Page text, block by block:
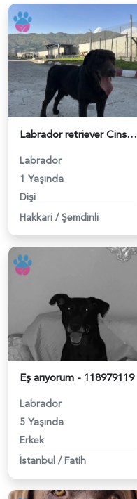
Labrador retriever Cinsi 1 Yaşında Eş Arıyor - 118984369
Labrador
1 Yaşında
Dişi
Hakkari / Şemdinli
Eş arıyorum - 118979119
Labrador
5 Yaşında
Erkek
İstanbul / Fatih